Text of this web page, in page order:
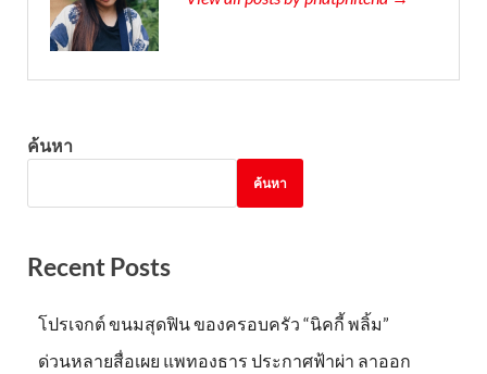
ค้นหา
ค้นหา
Recent Posts
โปรเจกต์ ขนมสุดฟิน ของครอบครัว “นิคกี้ พลิ้ม”
ด่วนหลายสื่อเผย แพทองธาร ประกาศฟ้าผ่า ลาออก